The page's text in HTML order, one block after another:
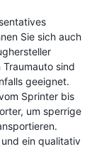
Sie sich auch
sind
geeignet.
Sprinter bis
um sperrige
ein qualitativ